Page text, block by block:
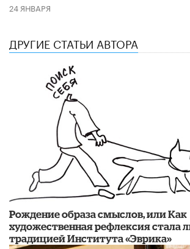
24 ЯНВАРЯ
ДРУГИЕ СТАТЬИ АВТОРА
Рождение образа смыслов, или Как
художественная рефлексия стала
традицией Института «Эврика»